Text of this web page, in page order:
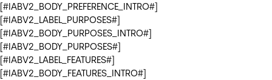
[#IABV2_BODY_PREFERENCE_INTRO#]
[#IABV2_LABEL_PURPOSES#]
[#IABV2_BODY_PURPOSES_INTRO#]
[#IABV2_BODY_PURPOSES#]
[#IABV2_LABEL_FEATURES#]
[#IABV2_BODY_FEATURES_INTRO#]